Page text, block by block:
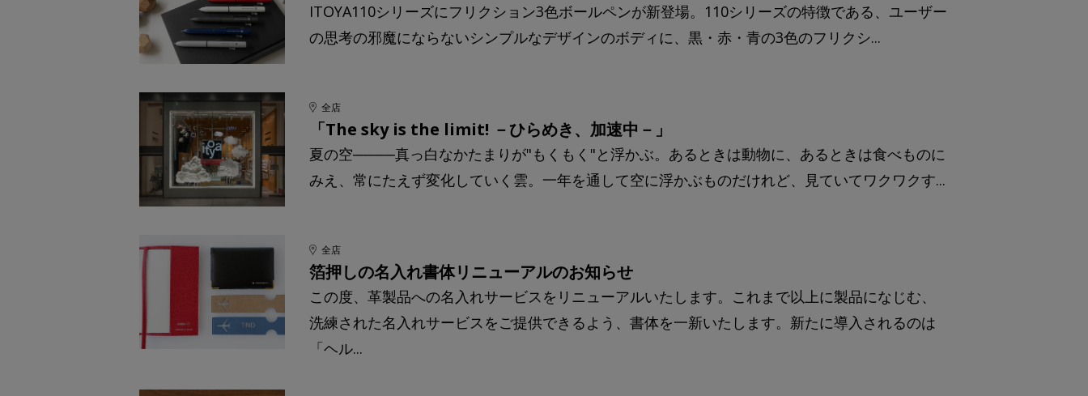
ITOYA110シリーズにフリクション3色ボールペンが新登場。110シリーズの特徴である、ユーザー
の思考の邪魔にならないシンプルなデザインのボディに、黒・赤・青の3色のフリクシ...
全店
「The sky is the limit! －ひらめき、加速中－」
夏の空────真っ白なかたまりが"もくもく"と浮かぶ。あるときは動物に、あるときは食べものに
みえ、常にたえず変化していく雲。一年を通して空に浮かぶものだけれど、見ていてワクワクす...
全店
箔押しの名入れ書体リニューアルのお知らせ
この度、革製品への名入れサービスをリニューアルいたします。これまで以上に製品になじむ、
洗練された名入れサービスをご提供できるよう、書体を一新いたします。新たに導入されるのは
「ヘル...